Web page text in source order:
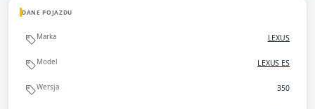
DANE POJAZDU
Marka LEXUS
Model LEXUS ES
Wersja 350